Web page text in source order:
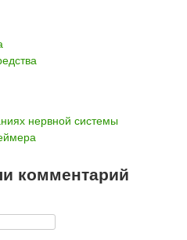
нервной системы
комментарий